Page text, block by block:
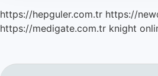
https://hepguler.com.tr https://
https://medigate.com.tr knight